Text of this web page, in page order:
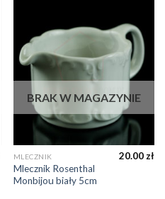
BRAK W MAGAZYNIE
MLECZNIK
Mlecznik Rosenthal
Monbijou biały 5cm
20.00zł